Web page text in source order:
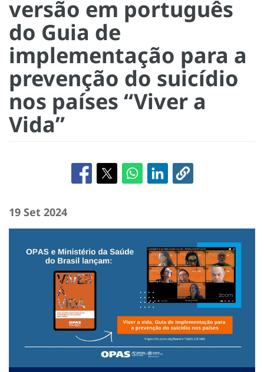
versão em português
do Guia de
implementação para a
prevenção do suicídio
nos países “Viver a
Vida”
19 Set 2024